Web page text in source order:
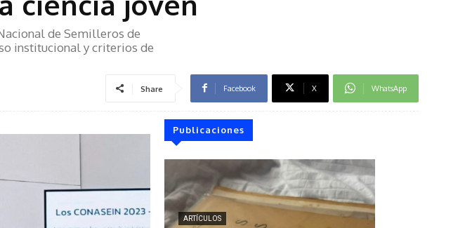
de Semilleros de
institucional y criterios de
Share Facebook X WhatsApp
Publicaciones
ARTÍCULOS